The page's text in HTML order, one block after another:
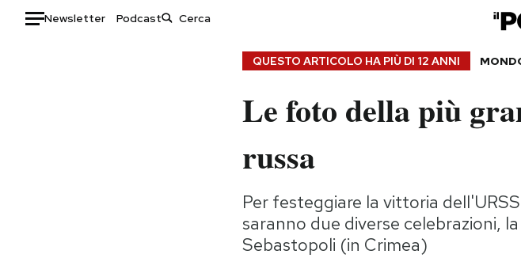
Newsletter Podcast
Storie/Idee
Ok Boomer!
QUESTO ARTICOLO HA PIÙ DI 12 ANNI
Le foto della più
russa
Per festeggiare la vittoria
saranno due diverse celebrazioni,
Sebastopoli (in Crimea)